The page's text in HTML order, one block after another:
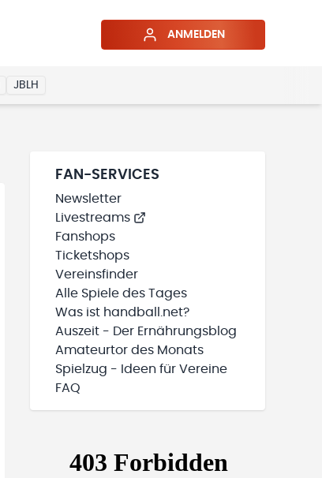
ANMELDEN
JBLH
FAN-SERVICES
Newsletter
Livestreams
Fanshops
Ticketshops
Vereinsfinder
Alle Spiele des Tages
Was ist handball.net?
Auszeit - Der Ernährungsblog
Amateurtor des Monats
Spielzug - Ideen für Vereine
FAQ